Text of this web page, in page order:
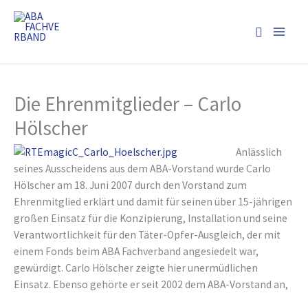
Inhalt
springen
Suchen
Die Ehrenmitglieder – Carlo
Hölscher
Anlässlich
seines Ausscheidens aus dem ABA-Vorstand wurde Carlo
Hölscher am 18. Juni 2007 durch den Vorstand zum
Ehrenmitglied erklärt und damit für seinen über 15-jährigen
großen Einsatz für die Konzipierung, Installation und seine
Verantwortlichkeit für den Täter-Opfer-Ausgleich, der mit
einem Fonds beim ABA Fachverband angesiedelt war,
gewürdigt. Carlo Hölscher zeigte hier unermüdlichen
Einsatz. Ebenso gehörte er seit 2002 dem ABA-Vorstand an,